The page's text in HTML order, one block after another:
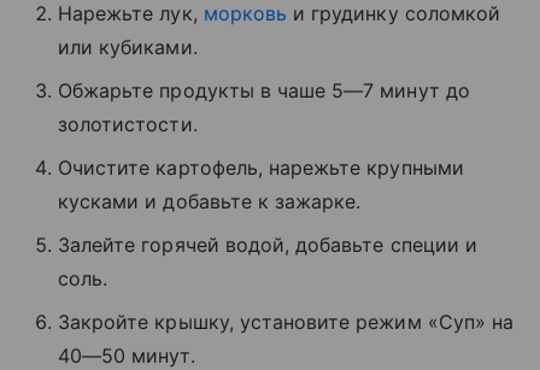
Нарежьте лук, морковь и грудинку соломкой
или кубиками.
Обжарьте продукты в чаше 5—7 минут до
золотистости.
Очистите картофель, нарежьте крупными
кусками и добавьте к зажарке.
Залейте горячей водой, добавьте специи и
соль.
Закройте крышку, установите режим «Суп» на
40—50 минут.